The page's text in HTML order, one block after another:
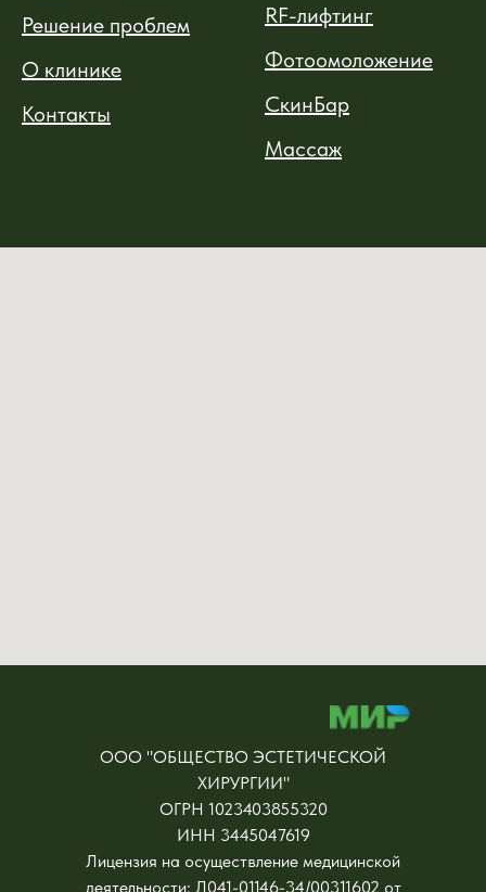
Решение проблем
О клинике
Контакты
RF-лифтинг
Фотоомоложение
СкинБар
Массаж
ООО "ОБЩЕСТВО ЭСТЕТИЧЕСКОЙ
ХИРУРГИИ"
ОГРН 1023403855320
ИНН 3445047619
Лицензия на осуществление медицинской
деятельности: Л041-01146-34/00311602 от